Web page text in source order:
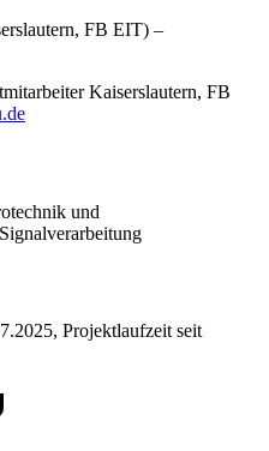
FB EIT) –
Kaiserslautern, FB
und
Projektlaufzeit seit